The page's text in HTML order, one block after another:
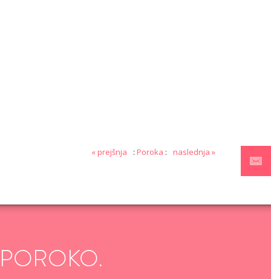
« prejšnja : Poroka : naslednja »